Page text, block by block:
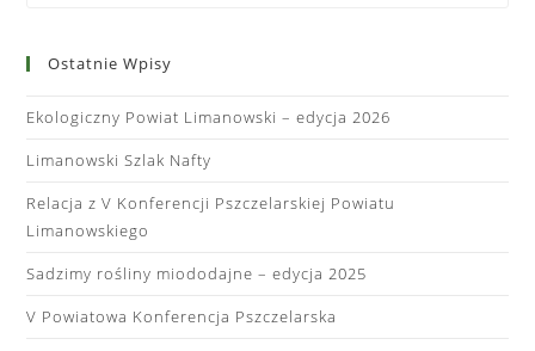
Ostatnie Wpisy
Ekologiczny Powiat Limanowski – edycja 2026
Limanowski Szlak Nafty
Relacja z V Konferencji Pszczelarskiej Powiatu
Limanowskiego
Sadzimy rośliny miododajne – edycja 2025
V Powiatowa Konferencja Pszczelarska